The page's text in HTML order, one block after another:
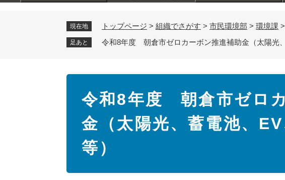
現在地 トップページ > 組織でさがす > 市民環境部 > 環境課 >
足あと 令和8年度 朝倉市ゼロカーボン推進補助金（太陽光
令和8年度 朝倉市ゼロ
金（太陽光、蓄電池、
等）